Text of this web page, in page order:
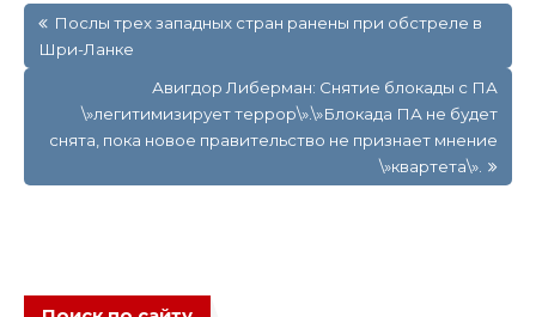
по
записям
Послы трех западных стран ранены при обстреле в
Шри-Ланке
Авигдор Либерман: Снятие блокады с ПА
\»легитимизирует террор\».\»Блокада ПА не будет
снята, пока новое правительство не признает мнение
\»квартета\».